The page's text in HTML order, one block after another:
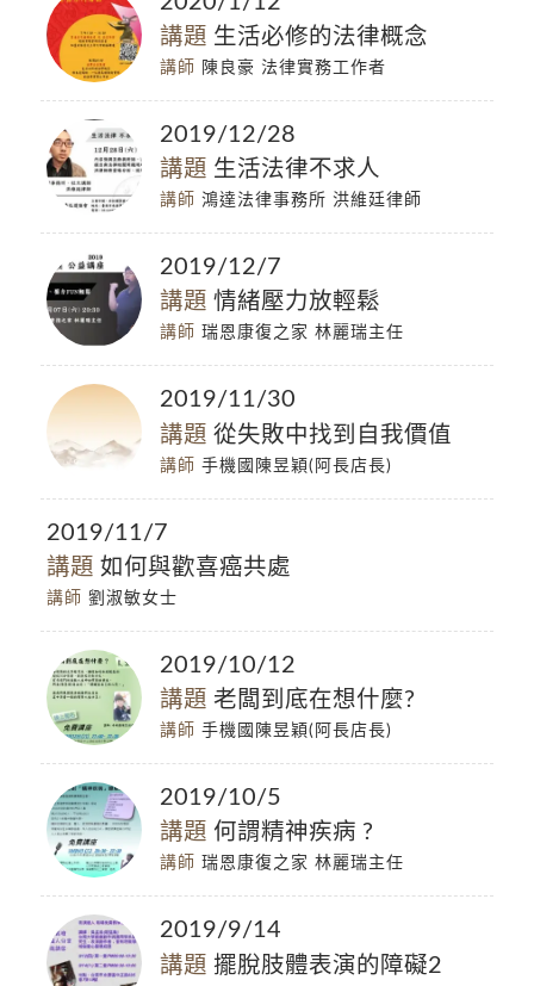
講題 生活必修的法律概念
講師 陳良豪 法律實務工作者
講題 生活法律不求人
2019/12/28
講師 鴻達法律事務所 洪維廷律師
講題 情緒壓力放輕鬆
2019/12/7
講師 瑞恩康復之家 林麗瑞主任
講題 從失敗中找到自我價值
2019/11/30
講師 手機國陳昱穎(阿長店長)
講題 如何與歡喜癌共處
2019/11/7
講師 劉淑敏女士
講題 老闆到底在想什麼?
2019/10/12
講師 手機國陳昱穎(阿長店長)
講題 何謂精神疾病 ?
2019/10/5
講師 瑞恩康復之家 林麗瑞主任
講題 擺脫肢體表演的障礙2
2019/9/14